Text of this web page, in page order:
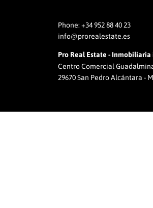
Phone: +34 952 88 40 23
info@prorealestate.es
Pro Real Estate -
Centro Comercial
29670 San Pedro Alcántara -